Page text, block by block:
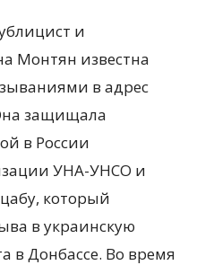
и
Монтян известна
в адрес
защищала
в России
УНА-УНСО и
который
в украинскую
в Донбассе. Во время